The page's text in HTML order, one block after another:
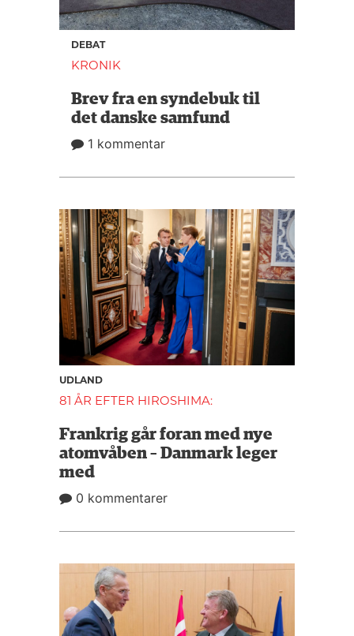
DEBAT
KRONIK
Brev fra en syndebuk til
det danske samfund
1 kommentar
UDLAND
81 ÅR EFTER HIROSHIMA:
Frankrig går foran med nye
atomvåben – Danmark leger
med
0 kommentarer